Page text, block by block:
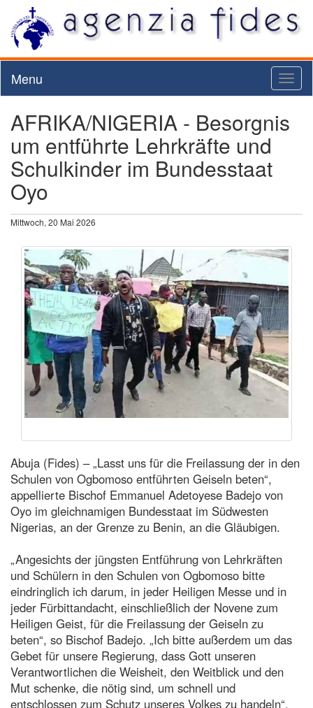
Menu
AFRIKA/NIGERIA - Besorgnis
um entführte Lehrkräfte und
Schulkinder im Bundesstaat
Oyo
Mittwoch, 20 Mai 2026
Abuja (Fides) – „Lasst uns für die Freilassung der in den
Schulen von Ogbomoso entführten Geiseln beten“,
appellierte Bischof Emmanuel Adetoyese Badejo von
Oyo im gleichnamigen Bundesstaat im Südwesten
Nigerias, an der Grenze zu Benin, an die Gläubigen.
„Angesichts der jüngsten Entführung von Lehrkräften
und Schülern in den Schulen von Ogbomoso bitte
eindringlich ich darum, in jeder Heiligen Messe und in
jeder Fürbittandacht, einschließlich der Novene zum
Heiligen Geist, für die Freilassung der Geiseln zu
beten“, so Bischof Badejo. „Ich bitte außerdem um das
Gebet für unsere Regierung, dass Gott unseren
Verantwortlichen die Weisheit, den Weitblick und den
Mut schenke, die nötig sind, um schnell und
entschlossen zum Schutz unseres Volkes zu handeln“,